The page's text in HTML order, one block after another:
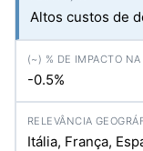
Altos custos de
-0.5%
Itália, França,